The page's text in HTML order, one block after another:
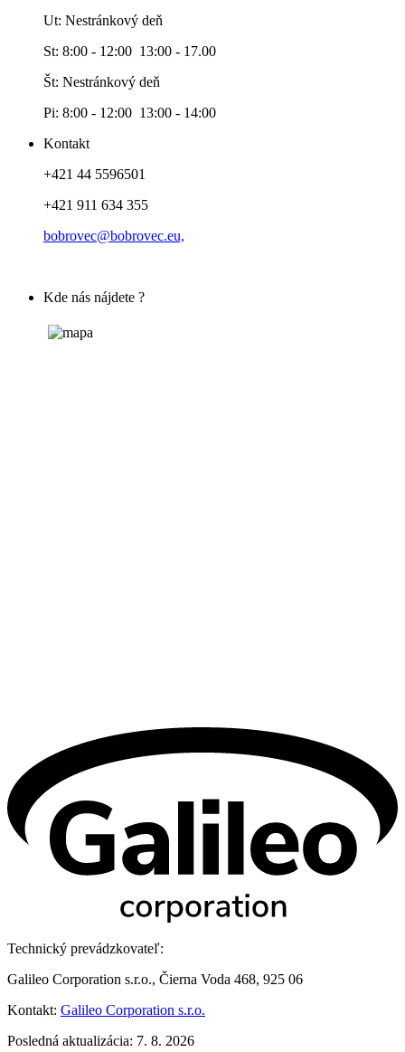
Ut: Nestránkový deň
St: 8:00 - 12:00 13:00 - 17.00
Št: Nestránkový deň
Pi: 8:00 - 12:00 13:00 - 14:00
Kontakt
+421 44 5596501
+421 911 634 355
bobrovec@bobrovec.eu,
Kde nás nájdete ?
Technický prevádzkovateľ:
Galileo Corporation s.r.o., Čierna Voda 468, 925 06
Kontakt: Galileo Corporation s.r.o.
Posledná aktualizácia: 7. 8. 2026